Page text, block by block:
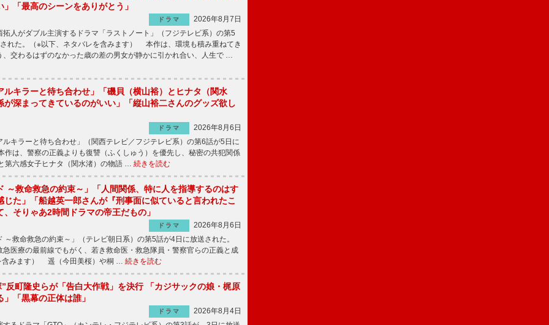
」「最高のシーンをありがとう」
ドラマ
2026年8月7日
人がダブル主演するドラマ「ラストノート」（フジテレビ系）の第5
れた。（※以下、ネタバレを含みます） 本作は、環境も積み重ねてき
、交わるはずのなかった歳の差の男女が静かに引かれ合い、人生で …
ルキラーと待ち合わせ」「磯貝（横山裕）とヒナタ（関水
が深まってきているのがいい」「縦山裕二さんのグッズ欲し
ドラマ
2026年8月6日
キラーと待ち合わせ」（関西テレビ／フジテレビ系）の第6話が5日に
は、警察の正義よりも復讐（ふくしゅう）を優先し、秘密の共犯関係
第六感女子ヒナタ（関水渚）の物語 … 続きを読む
～救命救急の約束～」「人間関係、特に人を指導するのはす
じた」「船越英一郎さんが『刑事面に似ていると言われたこ
、そりゃあ2時間ドラマの帝王だもの」
ドラマ
2026年8月6日
救命救急の約束～」（テレビ朝日系）の第5話が4日に放送された。
医療の最前線でもがく、若き救命医・救急隊員・警察官らの正義と成
含みます） 遥（今田美桜）や桐 … 続きを読む
反町隆史らが「告白大作戦」を決行 「カジサックの娘・梶原
「黒幕の正体は誰」
ドラマ
2026年8月4日